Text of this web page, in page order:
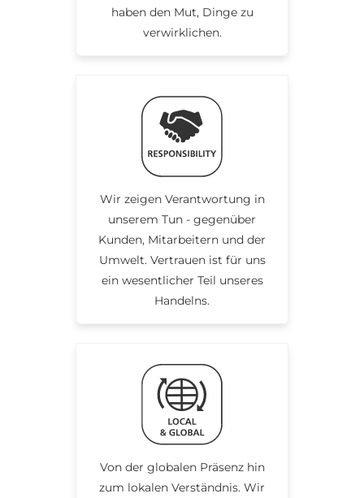
haben den Mut, Dinge zu
verwirklichen.
Wir zeigen Verantwortung in
unserem Tun - gegenüber
Kunden, Mitarbeitern und der
Umwelt. Vertrauen ist für uns
ein wesentlicher Teil unseres
Handelns.
Von der globalen Präsenz hin
zum lokalen Verständnis. Wir